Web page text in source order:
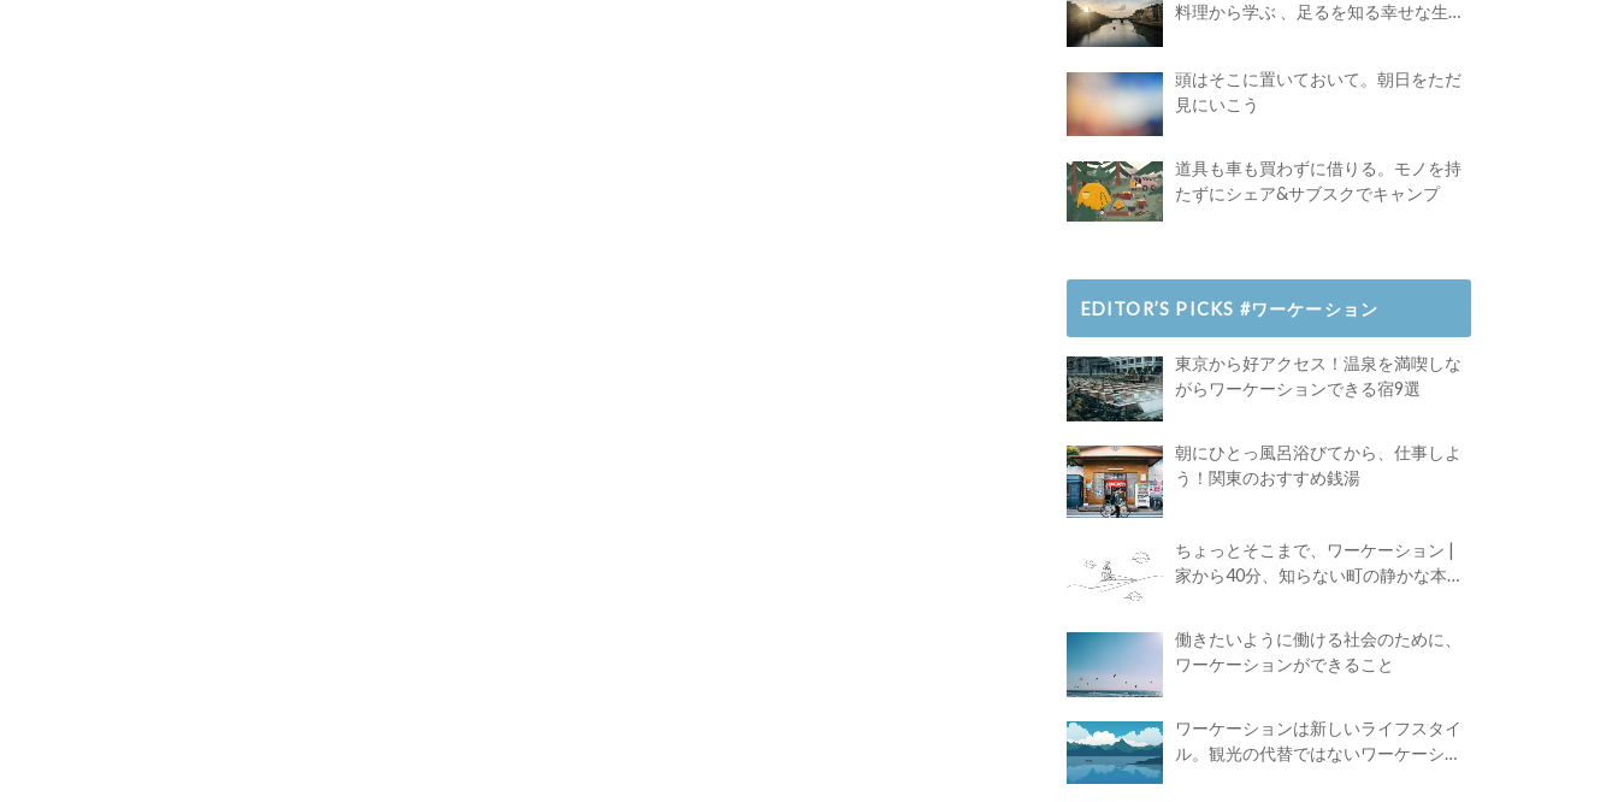
料理から学ぶ 、足るを知る幸せな生き
頭はそこに置いておいて。朝日をただ
見にいこう
道具も車も買わずに借りる。モノを持
たずにシェア&サブスクでキャンプ
EDITOR’S PICKS #ワーケーション
東京から好アクセス！温泉を満喫しな
がらワーケーションできる宿9選
朝にひとっ風呂浴びてから、仕事しよ
う！関東のおすすめ銭湯
ちょっとそこまで、ワーケーション |
家から40分、知らない町の静かな本屋
働きたいように働ける社会のために、
ワーケーションができること
ワーケーションは新しいライフスタイ
ル。観光の代替ではないワーケーショ